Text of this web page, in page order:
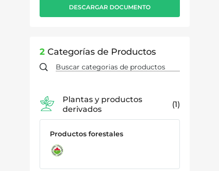
DESCARGAR DOCUMENTO
2 Categorías de Productos
Plantas y productos
derivados
1
Productos forestales